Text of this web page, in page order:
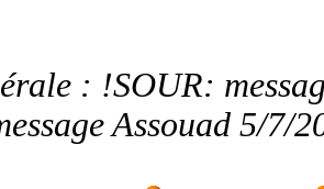
: !SOUR:
Assouad 5/7/